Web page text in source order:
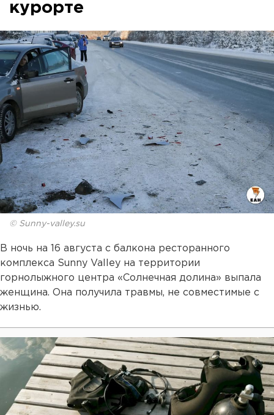
курорте
© Sunny-valley.su
В ночь на 16 августа с балкона ресторанного
комплекса Sunny Valley на территории
горнолыжного центра «Солнечная долина» выпала
женщина. Она получила травмы, не совместимые с
жизнью.